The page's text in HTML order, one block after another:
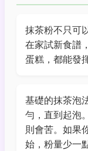
抹茶粉不只可
在家試新食譜
蛋糕，都能發
基礎的抹茶泡
勻，直到起泡
則會苦。如果
始，粉量少一